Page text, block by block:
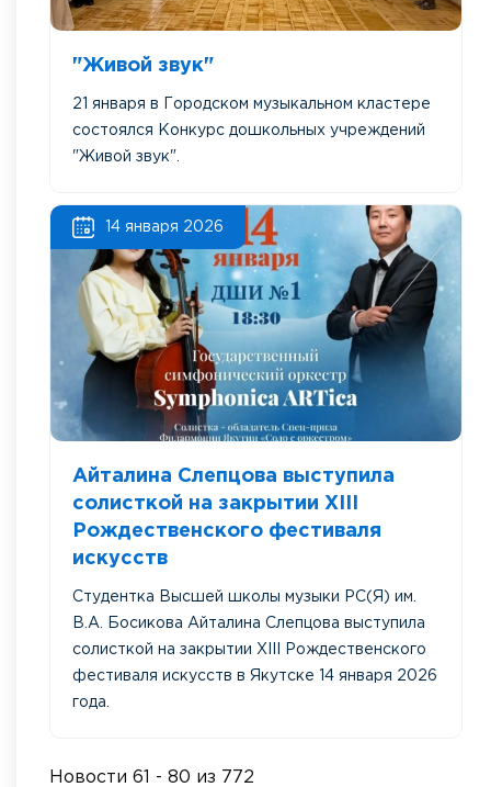
"Живой звук"
21 января в Городском музыкальном кластере
состоялся Конкурс дошкольных учреждений
"Живой звук".
14 января 2026
Айталина Слепцова выступила
солисткой на закрытии XIII
Рождественского фестиваля
искусств
Студентка Высшей школы музыки РС(Я) им.
В.А. Босикова Айталина Слепцова выступила
солисткой на закрытии XIII Рождественского
фестиваля искусств в Якутске 14 января 2026
года.
Новости 61 - 80 из 772